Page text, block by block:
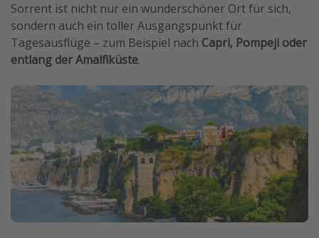
Sorrent ist nicht nur ein wunderschöner Ort für sich,
sondern auch ein toller Ausgangspunkt für
Tagesausflüge – zum Beispiel nach Capri, Pompeji oder
entlang der Amalfiküste.